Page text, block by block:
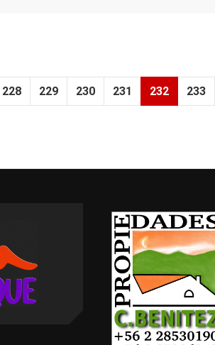
228 229 230 231 232 233